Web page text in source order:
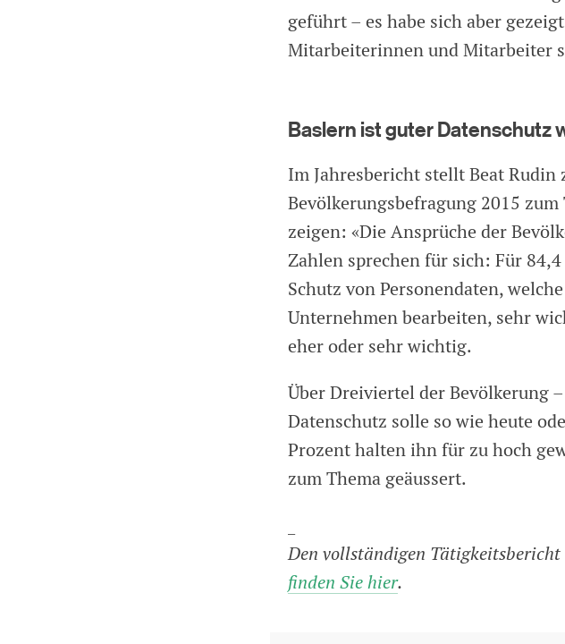
geführt – es habe sich aber
Mitarbeiterinnen und Mitarbeiter
Baslern ist guter Datenschutz
Im Jahresbericht stellt Beat Rudin
Bevölkerungsbefragung 2015
zeigen: «Die Ansprüche der
Zahlen sprechen für sich: Für
Schutz von Personendaten,
Unternehmen bearbeiten, sehr
eher oder sehr wichtig.
Über Dreiviertel der Bevölkerung
Datenschutz solle so wie heute
Prozent halten ihn für zu hoch
zum Thema geäussert.
Den vollständigen
finden Sie hier.